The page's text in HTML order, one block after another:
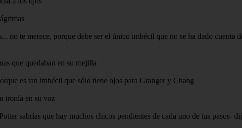
no te merece, porque debe ser el único imbécil que no se ha dado
que quedaban en su mejilla
es tan imbécil que sólo tiene ojos para Granger y Chang
ironía en su voz
sabrías que hay muchos chicos pendientes de cada uno de tus pasos-